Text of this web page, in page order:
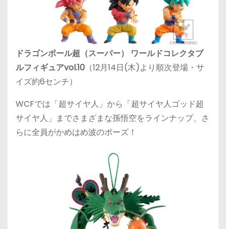
ドラゴンボール超（スーパー） ワールドコレクタブ
ルフィギュアvol.10 （12月14日(木)より順次登場・サ
イズ約6センチ）
WCFでは「超サイヤ人」から「超サイヤ人ゴッド超
サイヤ人」までさまざまな孫悟空をラインナップ、さ
らに全員がかめはめ波のポーズ！